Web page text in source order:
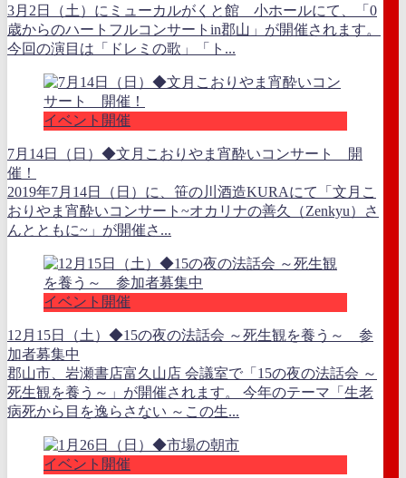
3月2日（土）にミューカルがくと館 小ホールにて、「0
歳からのハートフルコンサートin郡山」が開催されます。
今回の演目は「ドレミの歌」「ト...
イベント開催
7月14日（日）◆文月こおりやま宵酔いコンサート 開
催！
2019年7月14日（日）に、笹の川酒造KURAにて「文月こ
おりやま宵酔いコンサート~オカリナの善久（Zenkyu）さ
んとともに~」が開催さ...
イベント開催
12月15日（土）◆15の夜の法話会 ～死生観を養う～ 参
加者募集中
郡山市、岩瀬書店富久山店 会議室で「15の夜の法話会 ～
死生観を養う～」が開催されます。 今年のテーマ「生老
病死から目を逸らさない ～この生...
イベント開催